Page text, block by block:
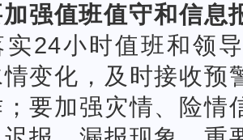
强值班值守和信息
实24小时值班和领
变化，及时接收预
要加强灾情、险情